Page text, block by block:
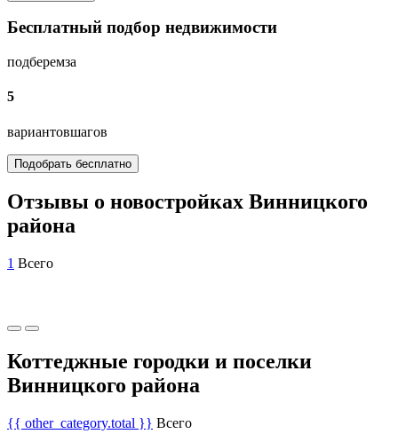
Бесплатный подбор недвижимости
подберемза
5
вариантовшагов
Подобрать бесплатно
Отзывы о новостройках Винницкого
района
1 Всего
Коттеджные городки и поселки
Винницкого района
{{ other_category.total }} Всего